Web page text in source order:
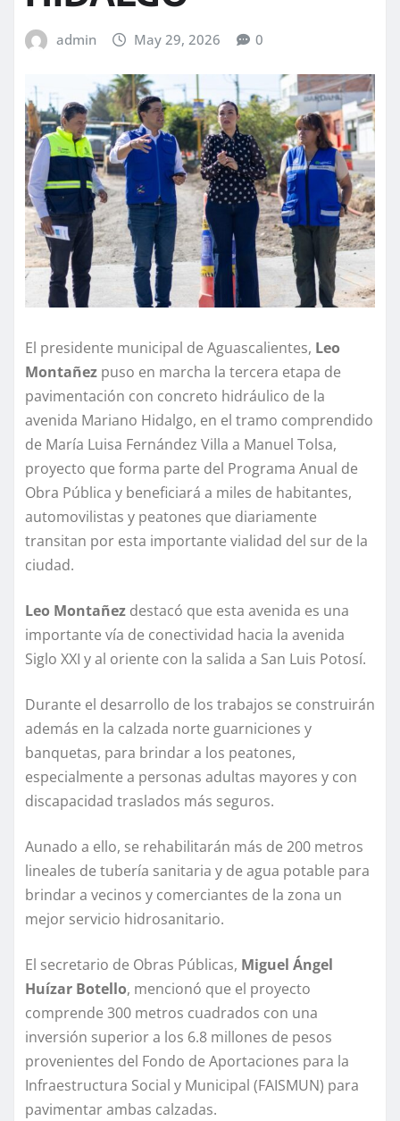
admin May 29, 2026 0
El presidente municipal de Aguascalientes, Leo
Montañez puso en marcha la tercera etapa de
pavimentación con concreto hidráulico de la
avenida Mariano Hidalgo, en el tramo comprendido
de María Luisa Fernández Villa a Manuel Tolsa,
proyecto que forma parte del Programa Anual de
Obra Pública y beneficiará a miles de habitantes,
automovilistas y peatones que diariamente
transitan por esta importante vialidad del sur de la
ciudad.
Leo Montañez destacó que esta avenida es una
importante vía de conectividad hacia la avenida
Siglo XXI y al oriente con la salida a San Luis Potosí.
Durante el desarrollo de los trabajos se construirán
además en la calzada norte guarniciones y
banquetas, para brindar a los peatones,
especialmente a personas adultas mayores y con
discapacidad traslados más seguros.
Aunado a ello, se rehabilitarán más de 200 metros
lineales de tubería sanitaria y de agua potable para
brindar a vecinos y comerciantes de la zona un
mejor servicio hidrosanitario.
El secretario de Obras Públicas, Miguel Ángel
Huízar Botello, mencionó que el proyecto
comprende 300 metros cuadrados con una
inversión superior a los 6.8 millones de pesos
provenientes del Fondo de Aportaciones para la
Infraestructura Social y Municipal (FAISMUN) para
pavimentar ambas calzadas.